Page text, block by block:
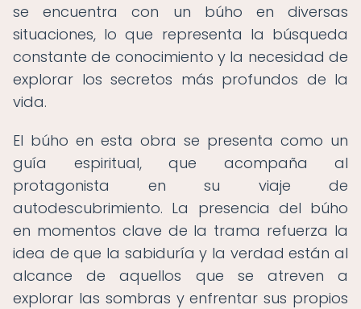
se encuentra con un búho en diversas
situaciones, lo que representa la búsqueda
constante de conocimiento y la necesidad de
explorar los secretos más profundos de la
vida.
El búho en esta obra se presenta como un
guía espiritual, que acompaña al
protagonista en su viaje de
autodescubrimiento. La presencia del búho
en momentos clave de la trama refuerza la
idea de que la sabiduría y la verdad están al
alcance de aquellos que se atreven a
explorar las sombras y enfrentar sus propios